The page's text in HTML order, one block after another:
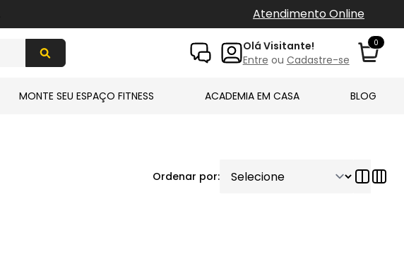
Atendimento Online
Olá Visitante!
Entre ou Cadastre-se
0
MONTE SEU ESPAÇO FITNESS ACADEMIA EM CASA BLOG
Ordenar por: